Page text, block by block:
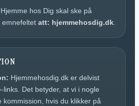
hos Dig skal ske på
emnefeltet att: hjemmehosdig.dk.
Hjemmehosdig.dk er delvist
links. Det betyder, at vi i nogle
hvis du klikker på